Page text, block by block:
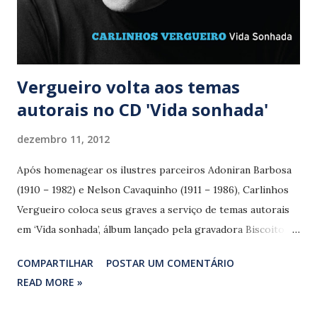
do reconhecido vigor do velho Gonzaga, a quem a faixa ‘Se
Seu Luiz tivesse vivo’ (Luiz Caldas/ Paulinho Boca) é...
Vergueiro volta aos temas
autorais no CD 'Vida sonhada'
dezembro 11, 2012
Após homenagear os ilustres parceiros Adoniran Barbosa
(1910 – 1982) e Nelson Cavaquinho (1911 – 1986), Carlinhos
Vergueiro coloca seus graves a serviço de temas autorais
em ‘Vida sonhada’, álbum lançado pela gravadora Biscoito
sambas valorizados pelo piano de Amador Longhini Júnior,
como ‘A seu dispor’ (Carlinhos Vergueiro) e ‘Samba da vida’
COMPARTILHAR
POSTAR UM COMENTÁRIO
READ MORE »